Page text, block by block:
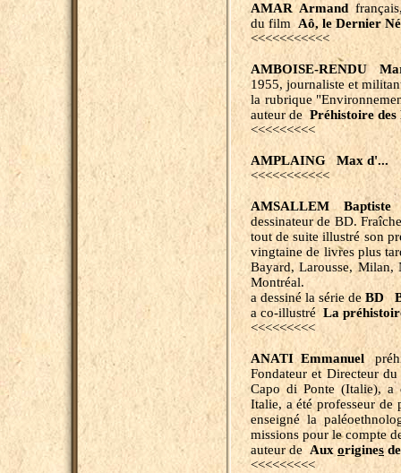
AMAR Armand
du film Aô, le Dernier
<<<<<<<<<<<
AMBOISE-RENDU
1955, journaliste et
la rubrique
auteur dePréhistoire
<<<<<<<<<
AMPLAING Max
<<<<<<<<<<<
AMSALLEM Baptiste
dessinateur de BD.
tout de suite illustré son
vingtaine de livres plus
Bayard, Larousse, Milan,
Montréal.
a dessiné la série de BD
a co-illustré La
<<<<<<<<<
ANATI Emmanuel
Fondateur et Directeur
Capo di Ponte (Italie), a
Italie, a été professeur
enseigné la
missions pour le compte
auteur de Auxorigines
<<<<<<<<<